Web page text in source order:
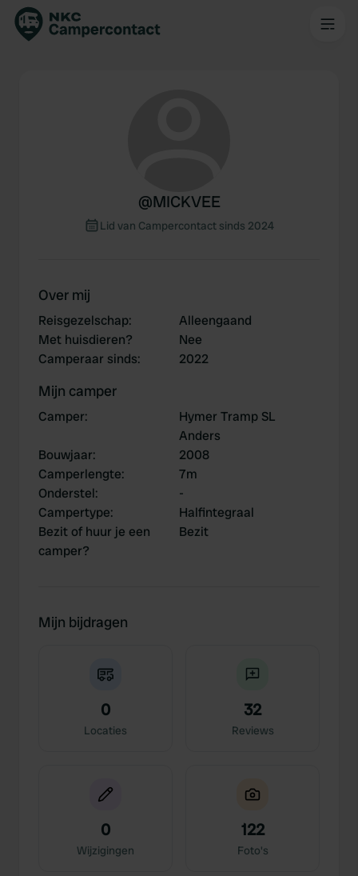
@MICKVEE
Lid van Campercontact sinds 2024
Over mij
Reisgezelschap:
Alleengaand
Met huisdieren?
Nee
Camperaar sinds: 2022
Mijn camper
Camper:
Hymer Tramp SL
Anders
Bouwjaar:
2008
Camperlengte:
7m
Onderstel:
-
Campertype:
Halfintegraal
Bezit of huur je een
camper?
Bezit
Mijn bijdragen
0
Locaties
32
Reviews
0
Wijzigingen
122
Foto's